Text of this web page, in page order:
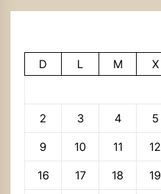
D L M X
2 3 4 5
9 10 11 12
16 17 18 19